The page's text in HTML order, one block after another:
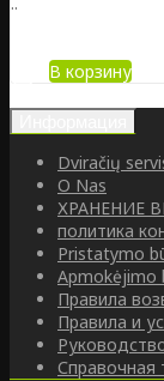
В корзину
Dviračių
O Nas
ХРАНЕНИЕ
политика
Pristatymo
Apmokėjimo
Правила
Правила и
Справочная